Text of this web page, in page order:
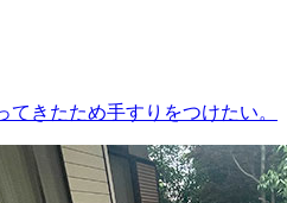
きたため手すりをつけたい。